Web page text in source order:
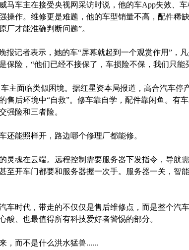
马车主在接受央视网采访时说，他的车App失效、
操作。维修更是难题，他的车型销量不高，配件稀
厂才能准确判断问题”。
报记者表示，她的车“屏幕就起到一个观赏作用”，
保险，“他们已经不接保了，车损险不保，我们只能
主面临类似困境。据红星资本局报道，高合汽车停
售后环境中“自救”。修车靠自学，配件靠闲鱼。有
强险和三者险。
还能照样开，路边哪个修理厂都能修。
灵魂在云端。远程控制需要服务器下发指令，导航需
至开车门都要和服务器握一次手。服务器一关，智
车时代，带走的不仅仅是售后维修点，而是整个汽
酸、也最值得所有科技爱好者警惕的部分。
，而不是什么洪水猛兽......